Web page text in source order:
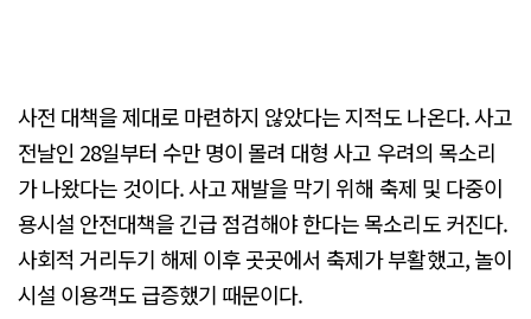
사전 대책을 제대로 마련하지 않았다는 지적도 나온다. 사고
전날인 28일부터 수만 명이 몰려 대형 사고 우려의 목소리
가 나왔다는 것이다. 사고 재발을 막기 위해 축제 및 다중이
용시설 안전대책을 긴급 점검해야 한다는 목소리도 커진다.
사회적 거리두기 해제 이후 곳곳에서 축제가 부활했고, 놀이
시설 이용객도 급증했기 때문이다.